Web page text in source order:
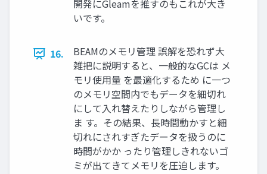
開発にGleamを推すのもこれが大き
いです。
16.
BEAMのメモリ管理 誤解を恐れず大
雑把に説明すると、一般的なGCは メ
モリ使用量 を最適化するため に一つ
のメモリ空間内でもデータを細切れ
にして入れ替えたりしながら管理し
ま す。その結果、長時間動かすと細
切れにされすぎたデータを扱うのに
時間がかか ったり管理しきれないゴ
ミが出てきてメモリを圧迫します。